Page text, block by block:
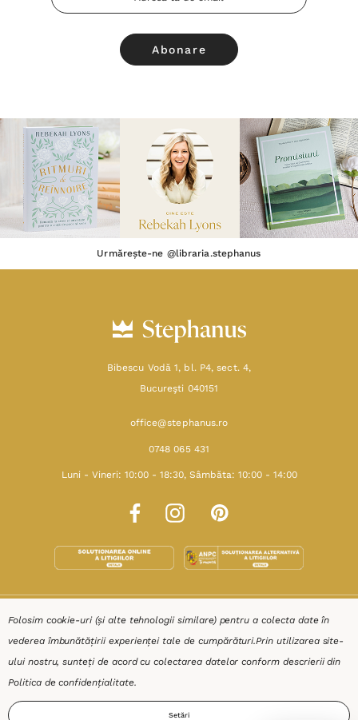
Email
Urmărește-ne @libraria.stephanus
Bibescu Vodă 1, bl. P4, sect. 4,
Bucureşti 040151
office@stephanus.ro
0748 065 431
Luni - Vineri: 10:00 - 18:30, Sâmbăta: 10:00 - 14:00
SHOP
RESURSE
AJUTOR
Folosim cookie-uri (și alte tehnologii similare) pentru a colecta date în
vederea îmbunătățirii experienței tale de cumpărături.Prin utilizarea site-
ului nostru, sunteți de acord cu colectarea datelor conform descrierii din
Politica de confidențialitate.
Setări